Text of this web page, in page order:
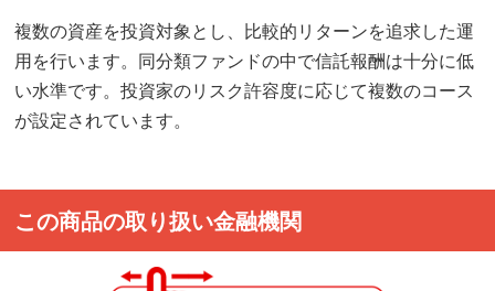
複数の資産を投資対象とし、比較的リターンを追求した運
用を行います。同分類ファンドの中で信託報酬は十分に低
い水準です。投資家のリスク許容度に応じて複数のコース
が設定されています。
この商品の取り扱い金融機関